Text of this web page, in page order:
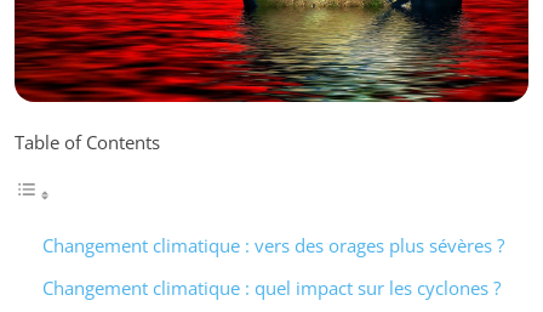
Table of Contents
Changement climatique : vers des orages plus sévères ?
Changement climatique : quel impact sur les cyclones ?